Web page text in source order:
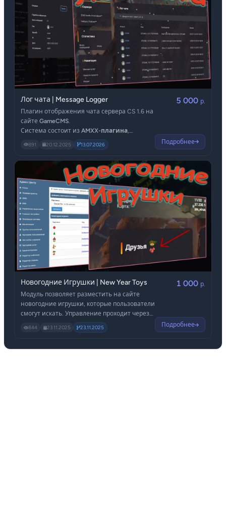
Лог чата | Message Logger
Плагин отображения чата сервера CS 1.6 на
сайте GameCMS.
Система состоит из AMXX-плагина,
устанавливаемого на игровой сервер, и
модуля для GameCMS, который принимает
и выводит сообщения.
891 20.12.2025 13.07.2026
5 000 р.
Подробнее
Новогодние Игрушки | New Year Toys
Модуль позволяет разместить на сайте
новогодние игрушки, которые пользователи
смогут искать. Управление проходит через
удобную панель в админ центре. После
добавления игрушки вы получаете код для
844 23.11.2025 23.11.2025
1 000 р.
Подробнее